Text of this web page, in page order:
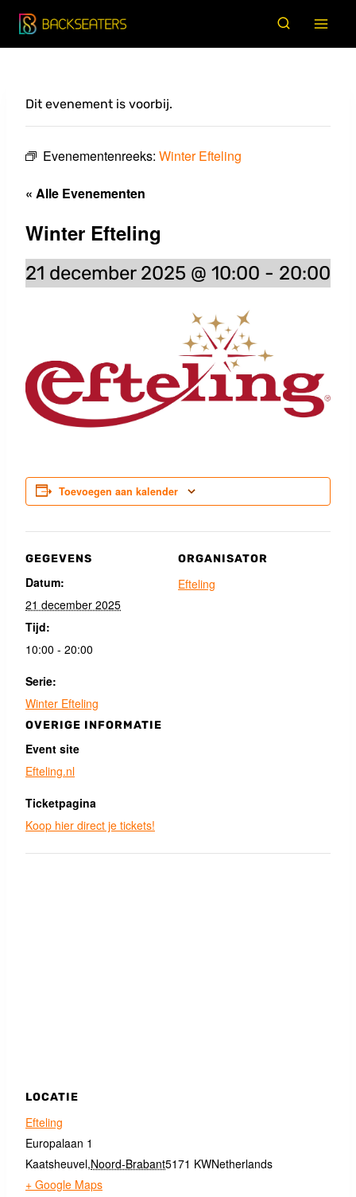
Doorgaan
naar
Dit evenement is voorbij.
Evenementenreeks: Winter Efteling
« Alle Evenementen
Winter Efteling
21 december 2025 @ 10:00 - 20:00
Toevoegen aan kalender
GEGEVENS
Datum:
21 december 2025
Tijd:
10:00 - 20:00
Serie:
Winter Efteling
ORGANISATOR
Efteling
OVERIGE INFORMATIE
Event site
Efteling.nl
Ticketpagina
Koop hier direct je tickets!
LOCATIE
Efteling
Europalaan 1
Kaatsheuvel,Noord-Brabant5171 KWNetherlands
+ Google Maps